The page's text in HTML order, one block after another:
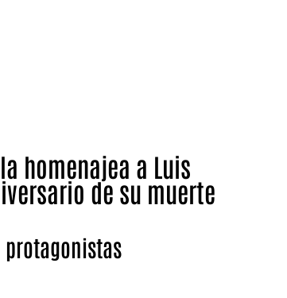
homenajea a Luis
de su muerte
protagonistas